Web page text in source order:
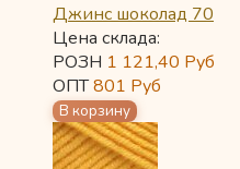
Джинс шоколад 70
Цена склада:
РОЗН 1 121,40 Руб
ОПТ801 Руб